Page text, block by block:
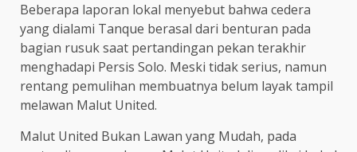
Beberapa laporan lokal menyebut bahwa cedera
yang dialami Tanque berasal dari benturan pada
bagian rusuk saat pertandingan pekan terakhir
menghadapi Persis Solo. Meski tidak serius, namun
rentang pemulihan membuatnya belum layak tampil
melawan Malut United.
Malut United Bukan Lawan yang Mudah, pada